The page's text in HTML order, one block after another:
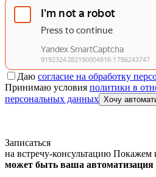
Даю согласие на обработку
Принимаю условия политики в
персональных данных Хочу
Записаться
на встречу-консультацию Покажем
может быть ваша автоматизация